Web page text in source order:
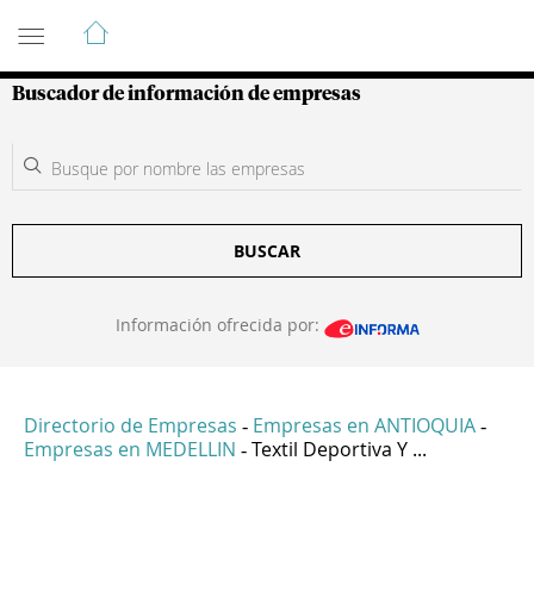
Guía de Empresas Colombianas
Buscador de información de empresas
BUSCAR
Información ofrecida por:
Directorio de Empresas - Empresas en ANTIOQUIA -
Empresas en MEDELLIN - Textil Deportiva Y ...